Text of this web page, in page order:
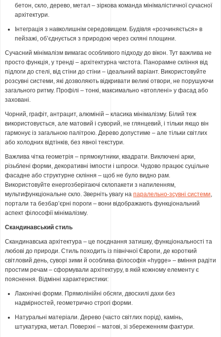
бетон, скло, дерево, метал – зіркова команда мінімалістичної сучасної
архітектури.
Інтеграція з навколишнім середовищем. Будівля «розчиняється» в
пейзажі, об’єднується з природою через скляні площини.
Сучасний мінімалізм вимагає особливого підходу до вікон. Тут важлива не
просто функція, у тренді – архітектурна чистота. Панорамне скління від
підлоги до стелі, від стіни до стіни – ідеальний варіант. Використовуйте
розсувні системи, які дозволяють відкривати великі отвори, не порушуючи
загального ритму. Профілі – тонкі, максимально «втоплені» у фасад або
заховані.
Чорний, графіт, антрацит, алюміній – класика мінімалізму. Білий теж
використовується, але матовий і суворий, не глянцевий, і тільки якщо він
гармонує із загальною палітрою. Дерево допустиме – але тільки світлих
або холодних відтінків, без явної текстури.
Важлива чітка геометрія – прямокутники, квадрати. Виключені арки,
різьблені форми, декоративні імпости і шпроси. Чудово працює суцільне
фасадне або структурне скління – щоб не було видно рам.
Використовуйте енергозберігаючі склопакети з напиленням,
мультифункціональне скло. Зверніть увагу на паралельно-зсувні системи,
портали та безбар’єрні пороги – вони відображають функціональний
аспект філософії мінімалізму.
Скандинавський стиль
Скандинавська архітектура – це поєднання затишку, функціональності та
любові до природи. Стиль походить із північної Європи, де короткий
світловий день, суворі зими й особлива філософія «hygge» – вміння радіти
простим речам – сформували архітектуру, в якій кожному елементу є
пояснення. Відмінні характеристики:
Лаконічні форми. Прямолінійні обсяги, двосхилі дахи без
надмірностей, геометрично строгі форми.
Натуральні матеріали. Дерево (часто світлих порід), камінь,
штукатурка, метал. Поверхні – матові, зі збереженням фактури.